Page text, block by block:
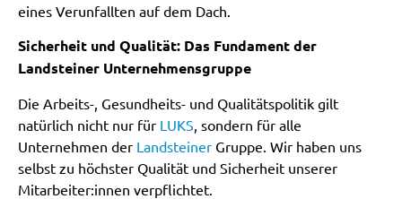
eines Verunfallten auf dem Dach.
Sicherheit und Qualität: Das Fundament der
Landsteiner Unternehmensgruppe
Die Arbeits-, Gesundheits- und Qualitätspolitik gilt
natürlich nicht nur für LUKS , sondern für alle
Unternehmen der Landsteiner Gruppe. Wir haben uns
selbst zu höchster Qualität und Sicherheit unserer
Mitarbeiter:innen verpflichtet.